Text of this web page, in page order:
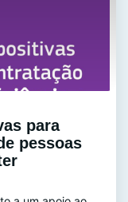
para
pessoas